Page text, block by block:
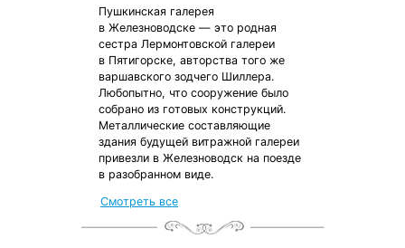
Пушкинская галерея
в Железноводске — это родная
сестра Лермонтовской галереи
в Пятигорске, авторства того же
варшавского зодчего Шиллера.
Любопытно, что сооружение было
собрано из готовых конструкций.
Металлические составляющие
здания будущей витражной галереи
привезли в Железноводск на поезде
в разобранном виде.
Смотреть все
от местных жителей
с чек-листом
и туристической картой